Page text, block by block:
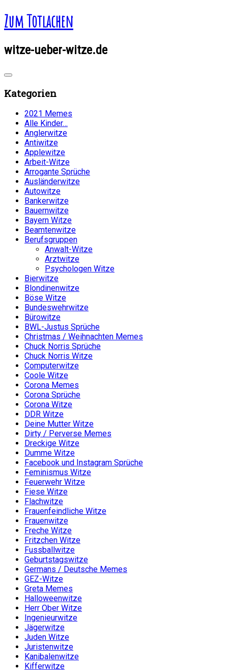
Zum Totlachen
witze-ueber-witze.de
Kategorien
2021 Memes
Alle Kinder…
Anglerwitze
Antiwitze
Applewitze
Arbeit-Witze
Arrogante Sprüche
Ausländerwitze
Autowitze
Bankerwitze
Bauernwitze
Bayern Witze
Beamtenwitze
Berufsgruppen
Anwalt-Witze
Arztwitze
Psychologen Witze
Bierwitze
Blondinenwitze
Böse Witze
Bundeswehrwitze
Bürowitze
BWL-Justus Sprüche
Christmas / Weihnachten Memes
Chuck Norris Sprüche
Chuck Norris Witze
Computerwitze
Coole Witze
Corona Memes
Corona Sprüche
Corona Witze
DDR Witze
Deine Mutter Witze
Dirty / Perverse Memes
Dreckige Witze
Dumme Witze
Facebook und Instagram Sprüche
Feminismus Witze
Feuerwehr Witze
Fiese Witze
Flachwitze
Frauenfeindliche Witze
Frauenwitze
Freche Witze
Fritzchen Witze
Fussballwitze
Geburtstagswitze
Germans / Deutsche Memes
GEZ-Witze
Greta Memes
Halloweenwitze
Herr Ober Witze
Ingenieurwitze
Jägerwitze
Juden Witze
Juristenwitze
Kanibalenwitze
Kifferwitze